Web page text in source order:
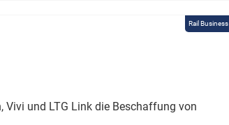
Rail Business
Vivi und LTG Link die Beschaffung von